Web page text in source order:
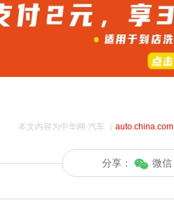
本文内容为中华网·汽车（ auto.china.com
分享： 微信